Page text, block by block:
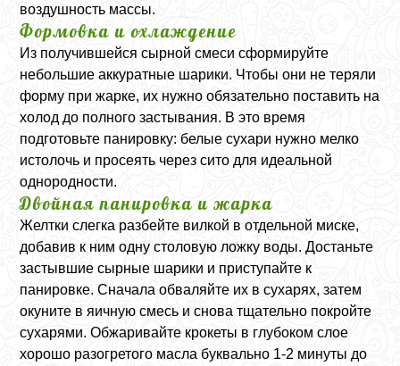
воздушность массы.
Формовка и охлаждение
Из получившейся сырной смеси сформируйте
небольшие аккуратные шарики. Чтобы они не теряли
форму при жарке, их нужно обязательно поставить на
холод до полного застывания. В это время
подготовьте панировку: белые сухари нужно мелко
истолочь и просеять через сито для идеальной
однородности.
Двойная панировка и жарка
Желтки слегка разбейте вилкой в отдельной миске,
добавив к ним одну столовую ложку воды. Достаньте
застывшие сырные шарики и приступайте к
панировке. Сначала обваляйте их в сухарях, затем
окуните в яичную смесь и снова тщательно покройте
сухарями. Обжаривайте крокеты в глубоком слое
хорошо разогретого масла буквально 1-2 минуты до